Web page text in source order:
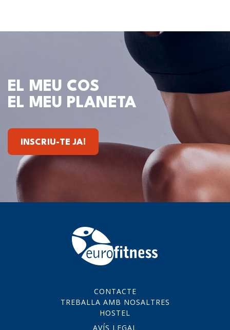
EL MEU COS
EL MEU PLANETA
INSCRIU-TE JA!
CONTACTE
TREBALLA AMB NOSALTRES
HOSTEL
AVÍS LEGAL